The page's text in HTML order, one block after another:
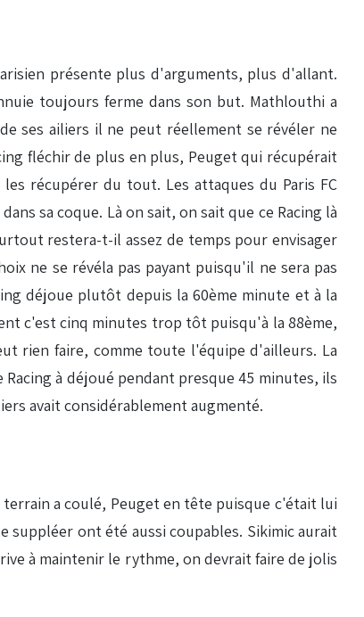
présente plus d'arguments, plus d'allant.
toujours ferme dans son but. Mathlouthi a
ses ailiers il ne peut réellement se révéler ne
fléchir de plus en plus, Peuget qui récupérait
récupérer du tout. Les attaques du Paris FC
sa coque. Là on sait, on sait que ce Racing là
restera-t-il assez de temps pour envisager
ne se révéla pas payant puisqu'il ne sera pas
déjoue plutôt depuis la 60ème minute et à la
c'est cinq minutes trop tôt puisqu'à la 88ème,
rien faire, comme toute l'équipe d'ailleurs. La
à déjoué pendant presque 45 minutes, ils
avait considérablement augmenté.
a coulé, Peuget en tête puisque c'était lui
ont été aussi coupables. Sikimic aurait
à maintenir le rythme, on devrait faire de jolis